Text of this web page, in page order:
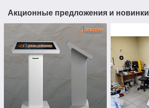
Акционные предложения и новинки